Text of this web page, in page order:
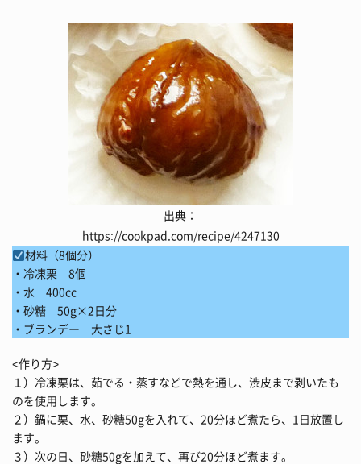
出典：
https://cookpad.com/recipe/4247130
材料（8個分）
・冷凍栗 8個
・水 400cc
・砂糖 50g×2日分
・ブランデー 大さじ1
<作り方>
１）冷凍栗は、茹でる・蒸すなどで熱を通し、渋皮まで剥いたも
のを使用します。
２）鍋に栗、水、砂糖50gを入れて、20分ほど煮たら、1日放置し
ます。
３）次の日、砂糖50gを加えて、再び20分ほど煮ます。